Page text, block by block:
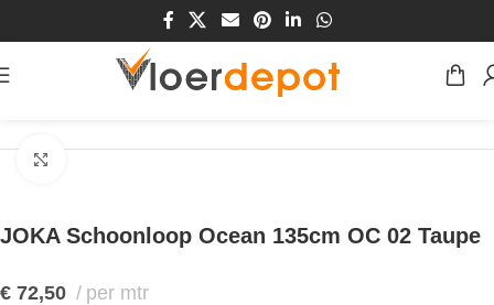
JOKA Schoonloop Ocean 135cm OC 02 Taupe
€ 72,50 per mtr